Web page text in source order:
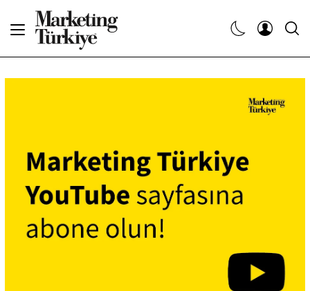
Dergiler
Etkinlikler